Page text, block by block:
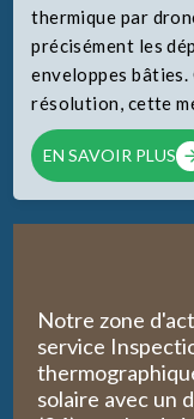
thermique par
précisément les
enveloppes
résolution, cette
EN SAVOIR PLUS
Notre zone
service
solaire avec un